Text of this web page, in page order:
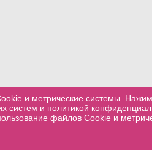
и метрические системы.
систем и политикой
файлов Cookie и